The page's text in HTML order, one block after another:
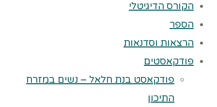
הקורס הדיגיטלי
הספר
הרצאות וסדנאות
פודקאסטים
פודקאסט בנת חלאל – נשים במזרח
התיכון